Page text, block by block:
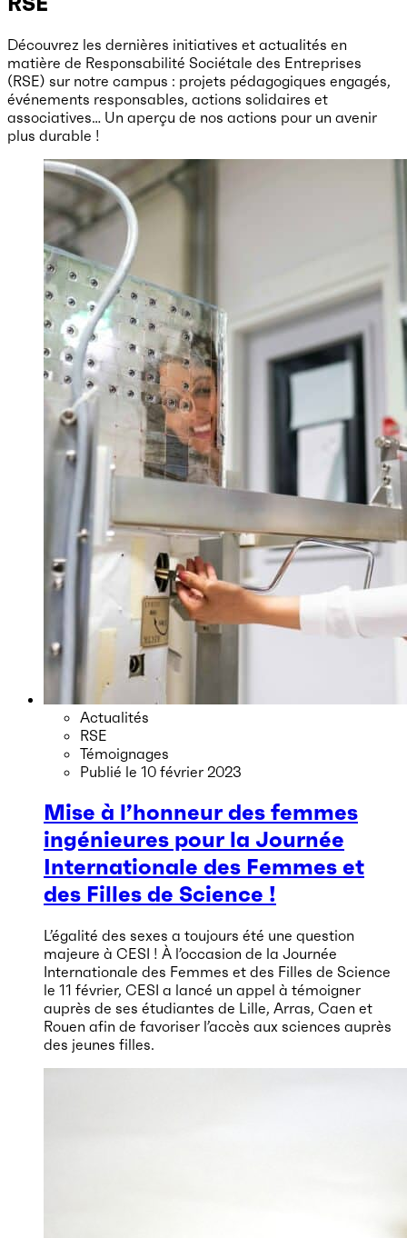
Découvrez les dernières initiatives et actualités en
matière de Responsabilité Sociétale des Entreprises
(RSE) sur notre campus : projets pédagogiques engagés,
événements responsables, actions solidaires et
associatives… Un aperçu de nos actions pour un avenir
plus durable !
Actualités
RSE
Témoignages
Publié le 10 février 2023
Mise à l’honneur des femmes
ingénieures pour la Journée
Internationale des Femmes et
des Filles de Science !
L’égalité des sexes a toujours été une question
majeure à CESI ! À l’occasion de la Journée
Internationale des Femmes et des Filles de Science
le 11 février, CESI a lancé un appel à témoigner
auprès de ses étudiantes de Lille, Arras, Caen et
Rouen afin de favoriser l’accès aux sciences auprès
des jeunes filles.